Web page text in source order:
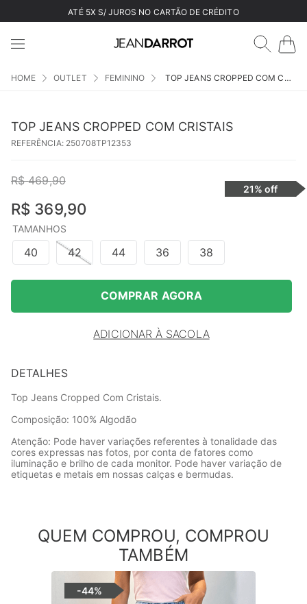
ATÉ 5X S/ JUROS NO CARTÃO DE CRÉDITO
OUTLET FEMININO TOP JEANS CROPPED COM CRISTAIS
TOP JEANS CROPPED COM CRISTAIS
REFERÊNCIA: 250708TP12353
R$ 469,90
R$ 369,90
21% off
TAMANHOS
40 42 44 36 38
COMPRAR AGORA
ADICIONAR À SACOLA
DETALHES
Top Jeans Cropped Com Cristais.
Composição: 100% Algodão
Atenção: Pode haver variações referentes à tonalidade das
cores expressas nas fotos, por conta de fatores como
iluminação e brilho de cada monitor. Pode haver variação de
etiquetas e metais em nossas calças e bermudas.
QUEM COMPROU, COMPROU
TAMBÉM
-44%